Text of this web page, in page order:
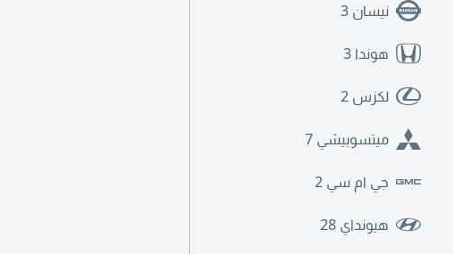
نيسان 3
هوندا 3
لكزس 2
ميتسوبيشي 7
جي ام سي 2
هيونداي 28